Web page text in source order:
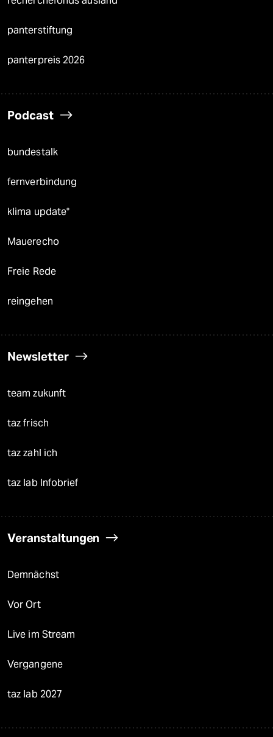
panterstiftung
panterpreis 2026
Podcast
bundestalk
fernverbindung
klima update°
Mauerecho
Freie Rede
reingehen
Newsletter
team zukunft
taz frisch
taz zahl ich
taz lab Infobrief
Veranstaltungen
Demnächst
Vor Ort
Live im Stream
Vergangene
taz lab 2027